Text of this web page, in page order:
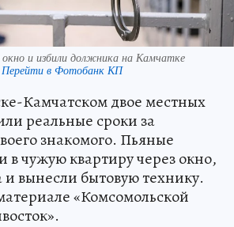
окно и избили должника на Камчатке
Перейти в Фотобанк КП
Камчатском двое местных
реальные сроки за
знакомого. Пьяные
в чужую квартиру через окно,
вынесли бытовую технику.
«Комсомольской